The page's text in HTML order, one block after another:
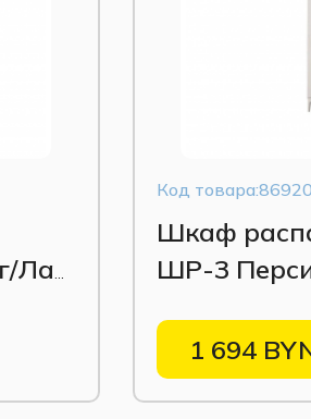
Код товара:86920
Шкаф
ШР-3
1 694